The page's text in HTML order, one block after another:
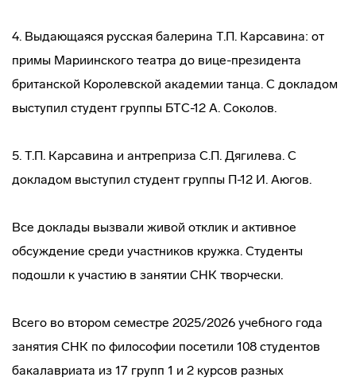
4. Выдающаяся русская балерина Т.П. Карсавина: от
примы Мариинского театра до вице-президента
британской Королевской академии танца. С докладом
выступил студент группы БТС-12 А. Соколов.
5. Т.П. Карсавина и антреприза С.П. Дягилева. С
докладом выступил студент группы П-12 И. Аюгов.
Все доклады вызвали живой отклик и активное
обсуждение среди участников кружка. Студенты
подошли к участию в занятии СНК творчески.
Всего во втором семестре 2025/2026 учебного года
занятия СНК по философии посетили 108 студентов
бакалавриата из 17 групп 1 и 2 курсов разных